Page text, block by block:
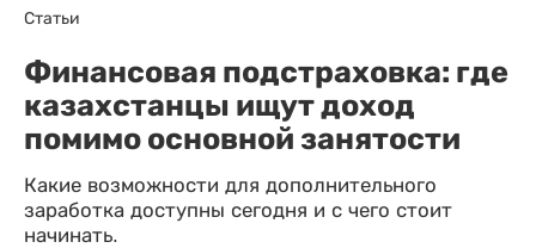
Статьи
Финансовая подстраховка: где
казахстанцы ищут доход
помимо основной занятости
Какие возможности для дополнительного
заработка доступны сегодня и с чего стоит
начинать.